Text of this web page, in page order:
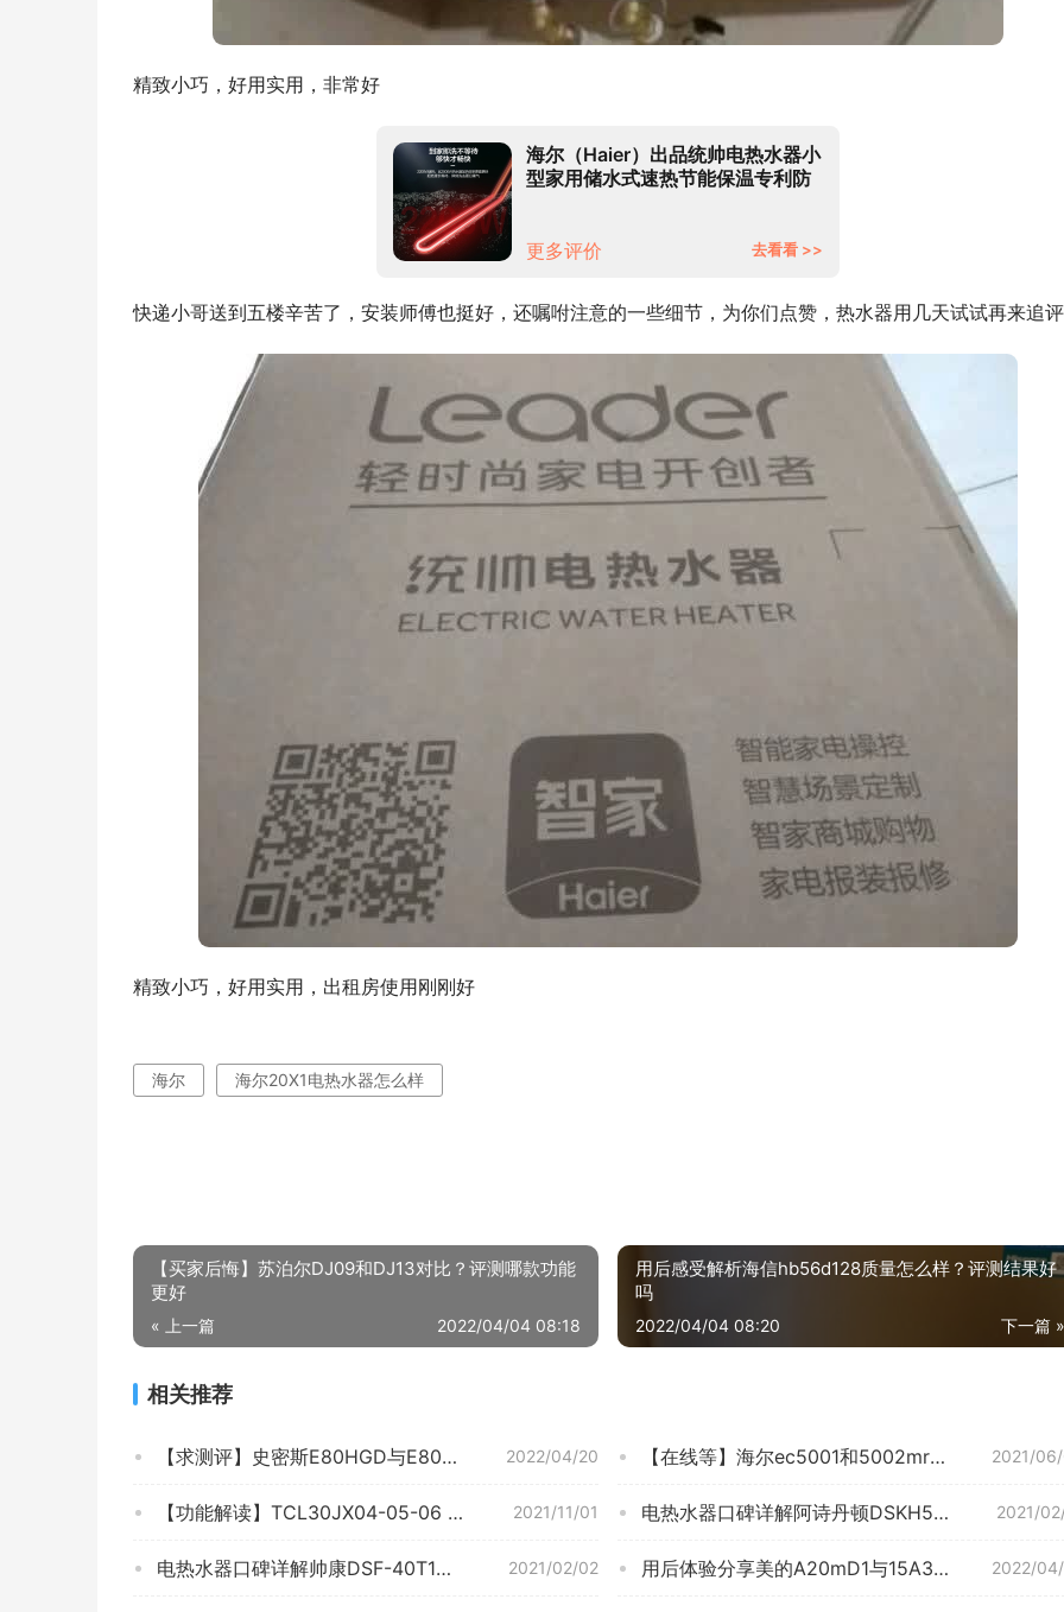
精致小巧，好用实用，非常好
海尔（Haier）出品统帅电热水器小
型家用储水式速热节能保温专利防
更多评价
去看看 >>
快递小哥送到五楼辛苦了，安装师傅也挺好，还嘱咐注意的一些细节，为你们点赞，热水器用几天试试再来追
精致小巧，好用实用，出租房使用刚刚好
海尔 海尔20X1电热水器怎么样
【买家后悔】苏泊尔DJ09和DJ13对比？评测哪款功能
更好
« 上一篇 2022/04/04 08:18
用后感受解析海信hb56d128质量怎么样？评测结果好
吗
下一篇 »
2022/04/04 08:20
相关推荐
2022/04/20
【求测评】史密斯E80HGD与E80HGT哪个好？谁是性价比之王 2021/
【在线等】海尔ec5001和5002mr区别哪个好点？谁是性价比之王
2021/11/01
【功能解读】TCL30JX04-05-06 质量怎么样？评测优缺点！买了会后悔吗？ 2021/
电热水器口碑详解阿诗丹顿DSKH55-1评测报告怎么样？质量不靠谱？
2021/02/02
电热水器口碑详解帅康DSF-40T1评测结果怎么样？不值得买吗？ 2022/
用后体验分享美的A20mD1与15A3的区别？评测质量好不好